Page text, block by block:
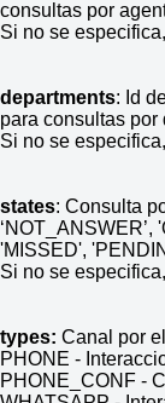
consultas por
Si no se
departments: Id
para consultas por
Si no se
states: Consulta
'MISSED',
Si no se
types: Canal por
PHONE -
PHONE_CONF -